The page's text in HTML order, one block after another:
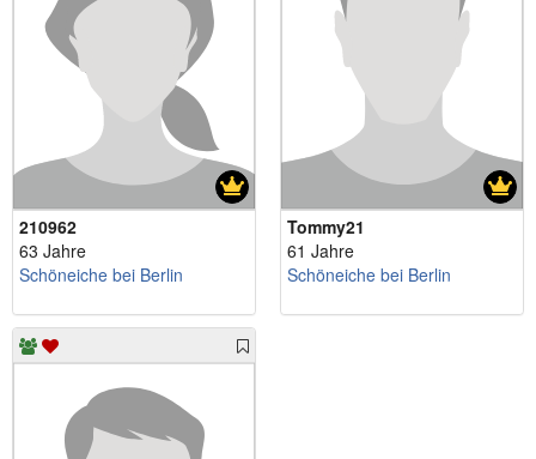
210962
63 Jahre
Schöneiche bei Berlin
Tommy21
61 Jahre
Schöneiche bei Berlin